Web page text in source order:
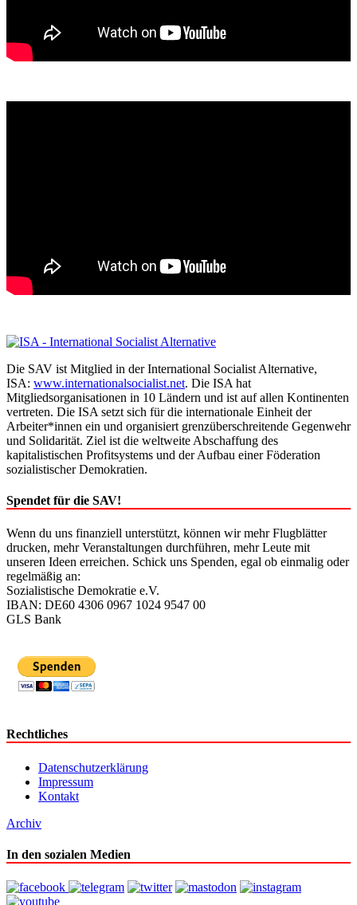
Die SAV ist Mitglied in der International Socialist Alternative,
ISA: www.internationalsocialist.net. Die ISA hat
Mitgliedsorganisationen in 10 Ländern und ist auf allen Kontinenten
vertreten. Die ISA setzt sich für die internationale Einheit der
Arbeiter*innen ein und organisiert grenzüberschreitende Gegenwehr
und Solidarität. Ziel ist die weltweite Abschaffung des
kapitalistischen Profitsystems und der Aufbau einer Föderation
sozialistischer Demokratien.
Spendet für die SAV!
Wenn du uns finanziell unterstützt, können wir mehr Flugblätter
drucken, mehr Veranstaltungen durchführen, mehr Leute mit
unseren Ideen erreichen. Schick uns Spenden, egal ob einmalig oder
regelmäßig an:
Sozialistische Demokratie e.V.
IBAN: DE60 4306 0967 1024 9547 00
GLS Bank
Rechtliches
Datenschutzerklärung
Impressum
Kontakt
Archiv
In den sozialen Medien